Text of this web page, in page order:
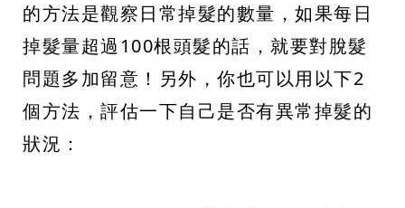
的方法是觀察日常掉髮的數量，如果每日
掉髮量超過100根頭髮的話，就要對脫髮
問題多加留意！另外，你也可以用以下2
個方法，評估一下自己是否有異常掉髮的
狀況：